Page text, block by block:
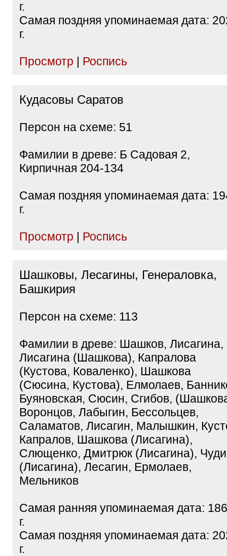
г.
Самая поздняя упоминаемая дата:
г.
Просмотр | Роспись
Кудасовы Саратов
Персон на схеме: 51
Фамилии в древе: Б Садовая 2,
Кирпичная 204-134
Самая поздняя упоминаемая дата:
г.
Просмотр | Роспись
Шашковы, Лесагины, Генераловка,
Башкирия
Персон на схеме: 113
Фамилии в древе: Шашков, Лисагина,
Лисагина (Шашкова), Капралова
(Кустова, Коваленко), Шашкова
(Сюсина, Кустова), Елмолаев,
Буяновская, Сюсин, Сгибов,
Воронцов, Лабыгин, Бессольцев,
Саламатов, Лисагин, Малышкин,
Капралов, Шашкова (Лисагина),
Слющенко, Дмитрюк (Лисагина),
(Лисагина), Лесагин, Ермолаев,
Мельников
Самая ранняя упоминаемая дата:
г.
Самая поздняя упоминаемая дата:
г.